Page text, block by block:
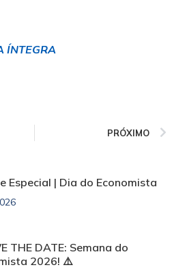
ÍNTEGRA
PRÓXIMO
Especial | Dia do Economista
THE DATE: Semana do
2026! ⚠️